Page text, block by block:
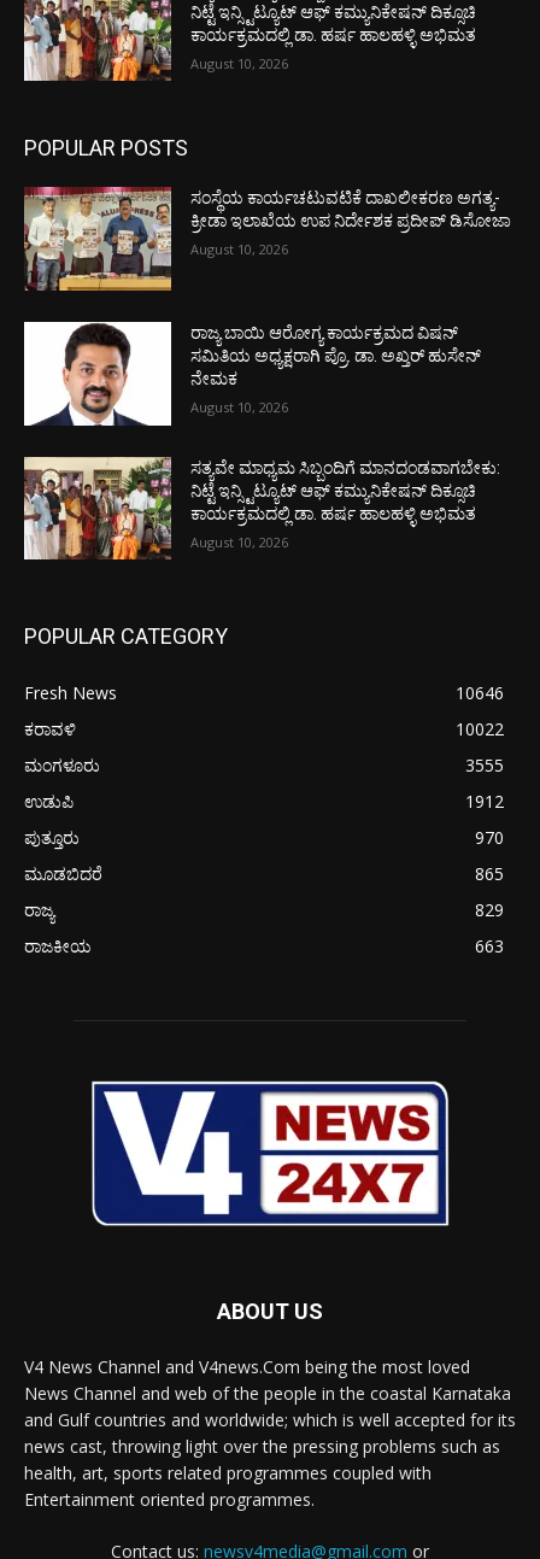
ನಿಟ್ಟೆ ಇನ್ಸ್ಟಿಟ್ಯೂಟ್ ಆಫ್ ಕಮ್ಯುನಿಕೇಷನ್ ದಿಕ್ಸೂಚಿ
ಕಾರ್ಯಕ್ರಮದಲ್ಲಿ ಡಾ. ಹರ್ಷ ಹಾಲಹಳ್ಳಿ ಅಭಿಮತ
August 10, 2026
POPULAR POSTS
ಸಂಸ್ಥೆಯ ಕಾರ್ಯಚಟುವಟಿಕೆ ದಾಖಲೀಕರಣ ಅಗತ್ಯ-
ಕ್ರೀಡಾ ಇಲಾಖೆಯ ಉಪ ನಿರ್ದೇಶಕ ಪ್ರದೀಪ್ ಡಿಸೋಜಾ
August 10, 2026
ರಾಜ್ಯ ಬಾಯಿ ಆರೋಗ್ಯ ಕಾರ್ಯಕ್ರಮದ ವಿಷನ್
ಸಮಿತಿಯ ಅಧ್ಯಕ್ಷರಾಗಿ ಪ್ರೊ. ಡಾ. ಅಖ್ತರ್ ಹುಸೇನ್
ನೇಮಕ
August 10, 2026
ಸತ್ಯವೇ ಮಾಧ್ಯಮ ಸಿಬ್ಬಂದಿಗೆ ಮಾನದಂಡವಾಗಬೇಕು:
ನಿಟ್ಟೆ ಇನ್ಸ್ಟಿಟ್ಯೂಟ್ ಆಫ್ ಕಮ್ಯುನಿಕೇಷನ್ ದಿಕ್ಸೂಚಿ
ಕಾರ್ಯಕ್ರಮದಲ್ಲಿ ಡಾ. ಹರ್ಷ ಹಾಲಹಳ್ಳಿ ಅಭಿಮತ
August 10, 2026
POPULAR CATEGORY
Fresh News
10646
ಕರಾವಳಿ
10022
ಮಂಗಳೂರು
3555
ಉಡುಪಿ
1912
ಪುತ್ತೂರು
970
ಮೂಡಬಿದರೆ
865
ರಾಜ್ಯ
829
ರಾಜಕೀಯ
663
ABOUT US
V4 News Channel and V4news.Com being the most loved
News Channel and web of the people in the coastal Karnataka
and Gulf countries and worldwide; which is well accepted for its
news cast, throwing light over the pressing problems such as
health, art, sports related programmes coupled with
Entertainment oriented programmes.
Contact us: newsv4media@gmail.com or